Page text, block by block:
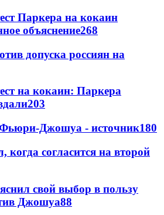
Паркера на кокаин
объяснение268
допуска россиян на
на кокаин: Паркера
203
Фьюри-Джошуа - источник180
когда согласится на второй
свой выбор в пользу
Джошуа88